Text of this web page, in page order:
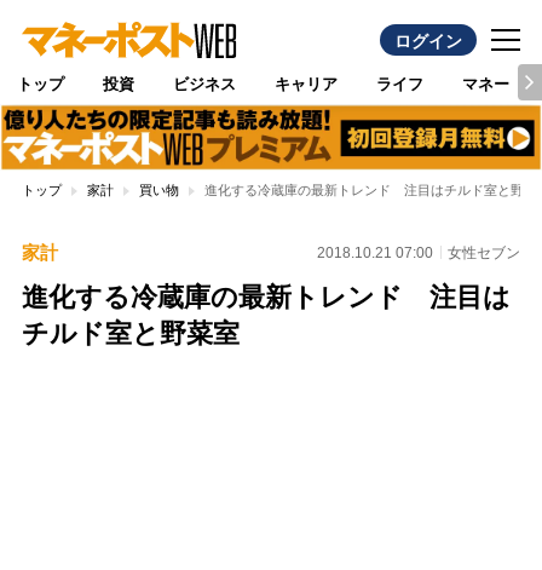
ログイン
トップ 投資 ビジネス キャリア ライフ マネー
トップ 家計 買い物 進化する冷蔵庫の最新トレンド 注目はチルド室と野菜
家計 2018.10.21 07:00 女性セブン
進化する冷蔵庫の最新トレンド 注目は
チルド室と野菜室